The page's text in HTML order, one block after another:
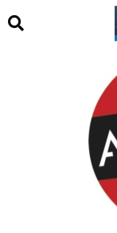
sohbet
chat
odaları